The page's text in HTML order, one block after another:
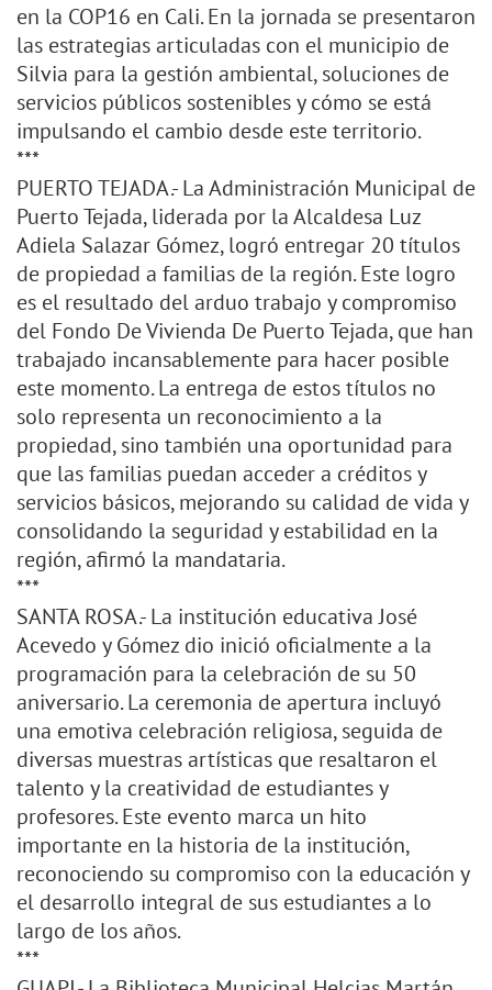
en la COP16 en Cali. En la jornada se presentaron
las estrategias articuladas con el municipio de
Silvia para la gestión ambiental, soluciones de
servicios públicos sostenibles y cómo se está
impulsando el cambio desde este territorio.
***
PUERTO TEJADA.- La Administración Municipal de
Puerto Tejada, liderada por la Alcaldesa Luz
Adiela Salazar Gómez, logró entregar 20 títulos
de propiedad a familias de la región. Este logro
es el resultado del arduo trabajo y compromiso
del Fondo De Vivienda De Puerto Tejada, que han
trabajado incansablemente para hacer posible
este momento. La entrega de estos títulos no
solo representa un reconocimiento a la
propiedad, sino también una oportunidad para
que las familias puedan acceder a créditos y
servicios básicos, mejorando su calidad de vida y
consolidando la seguridad y estabilidad en la
región, afirmó la mandataria.
***
SANTA ROSA.- La institución educativa José
Acevedo y Gómez dio inició oficialmente a la
programación para la celebración de su 50
aniversario. La ceremonia de apertura incluyó
una emotiva celebración religiosa, seguida de
diversas muestras artísticas que resaltaron el
talento y la creatividad de estudiantes y
profesores. Este evento marca un hito
importante en la historia de la institución,
reconociendo su compromiso con la educación y
el desarrollo integral de sus estudiantes a lo
largo de los años.
***